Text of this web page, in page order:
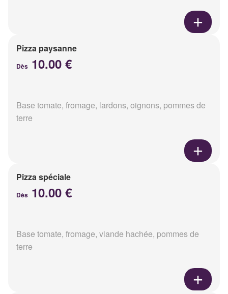
Pizza paysanne
Dès 10.00 €
Base tomate, fromage, lardons, oignons, pommes de
terre
Pizza spéciale
Dès 10.00 €
Base tomate, fromage, viande hachée, pommes de
terre